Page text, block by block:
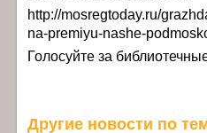
http://mosregtoday.ru/
na-premiyu-nashe-
Голосуйте за
Другие новости по